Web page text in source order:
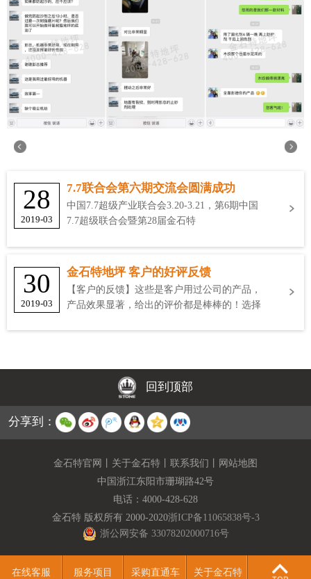
28
2019-03
7.7联合会第六期交流会圆满成功
中国7.7超级产业联合会3.20-3.21，第6期中国
7.7超级联合会暨第28届金石特
30
2019-03
金石特地坪 客户的好评反馈
【客户的反馈】这些是客户用过公司的产品，
产品效果显著，给出的评价都是棒棒的！选择
回到顶部
分享到：
金石特官网 关于金石特 联系我们
网站地图
中国浙江东阳市珊瑚路42号
电话： 4000-428-628
金石特 版权所有 2000-2020浙ICP备11065838号-3
浙公网安备 33078202000716号
在线客服 服务项目 采购直通车 关于金石特